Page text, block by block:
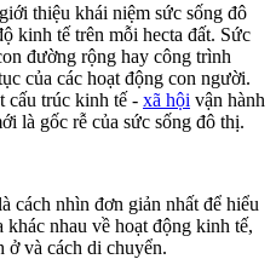
thiệu khái niệm sức sống đô
kinh tế trên mỗi hecta đất. Sức
đường rộng hay công trình
của các hoạt động con người.
cấu trúc kinh tế - xã hội vận hành
là gốc rễ của sức sống đô thị.
nhìn đơn giản nhất để hiểu
nhau về hoạt động kinh tế,
ở và cách di chuyển.